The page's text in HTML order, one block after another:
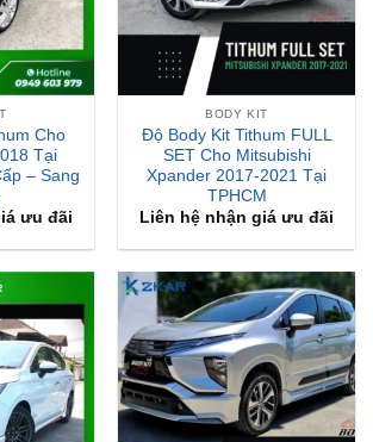
Cho
Tại
– Sang
ưu đãi
BODY KIT
Độ Body Kit Tithum FULL
SET Cho Mitsubishi
Xpander 2017-2021 Tại
TPHCM
Liên hệ nhận giá ưu đãi